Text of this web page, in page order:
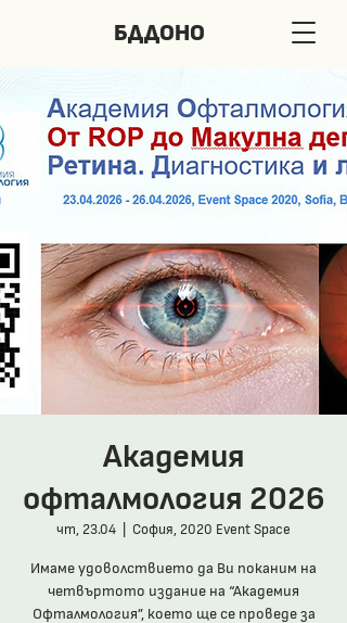
БДДОНО
Академия
офталмология 2026
чт, 23.04 София, 2020 Event Space
Имаме удоволствието да Ви поканим на
четвъртото издание на “Академия
Офталмология”, което ще се проведе за